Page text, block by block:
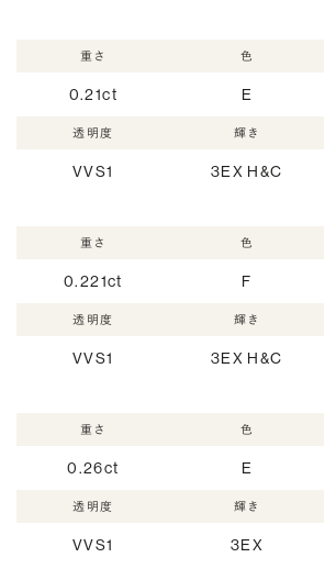
重さ
0.21ct
色
E
透明度
VVS1
輝き
3EX H&C
重さ
0.221ct
色
F
透明度
VVS1
輝き
3EX H&C
重さ
0.26ct
色
E
透明度
VVS1
輝き
3EX